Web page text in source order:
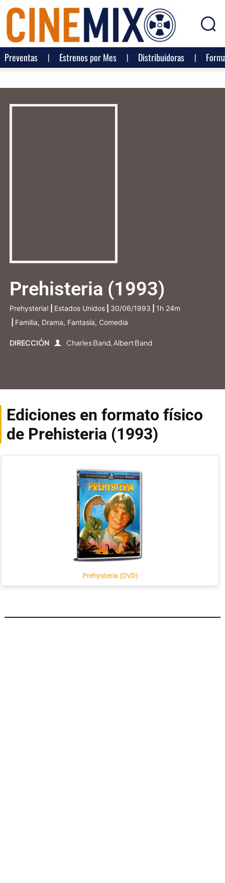
Preventas Estrenos por Mes Distribuidoras
Prehisteria (1993)
Prehysteria! Estados Unidos 30/06/1993
1h 24m
Familia, Drama, Fantasía, Comedia
DIRECCIÓN Charles Band, Albert Band
Ediciones en formato físico
de Prehisteria (1993)
Prehysteria (DVD)